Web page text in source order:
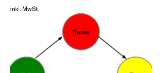
inkl. MwSt.